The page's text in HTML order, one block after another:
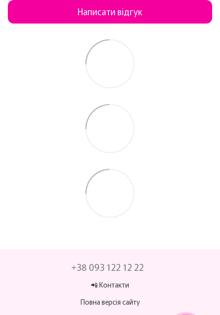
Написати відгук
+38 093 122 12 22
📲 Контакти
Повна версія сайту